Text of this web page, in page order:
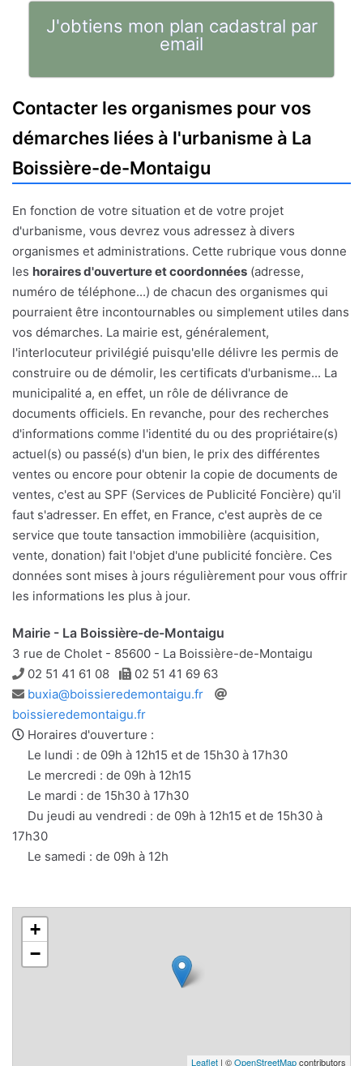
J'obtiens mon plan cadastral par
email
Contacter les organismes pour vos
démarches liées à l'urbanisme à La
Boissière-de-Montaigu
En fonction de votre situation et de votre projet
d'urbanisme, vous devrez vous adressez à divers
organismes et administrations. Cette rubrique vous donne
les horaires d'ouverture et coordonnées (adresse,
numéro de téléphone...) de chacun des organismes qui
pourraient être incontournables ou simplement utiles dans
vos démarches. La mairie est, généralement,
l'interlocuteur privilégié puisqu'elle délivre les permis de
construire ou de démolir, les certificats d'urbanisme... La
municipalité a, en effet, un rôle de délivrance de
documents officiels. En revanche, pour des recherches
d'informations comme l'identité du ou des propriétaire(s)
actuel(s) ou passé(s) d'un bien, le prix des différentes
ventes ou encore pour obtenir la copie de documents de
ventes, c'est au SPF (Services de Publicité Foncière) qu'il
faut s'adresser. En effet, en France, c'est auprès de ce
service que toute tansaction immobilière (acquisition,
vente, donation) fait l'objet d'une publicité foncière. Ces
données sont mises à jours régulièrement pour vous offrir
les informations les plus à jour.
Mairie - La Boissière-de-Montaigu
3 rue de Cholet - 85600 - La Boissière-de-Montaigu
Téléphone
02 51 41 61 08 Télécopie
02 51 41 69 63
Adresse
e-
mail
buxia@boissieredemontaigu.fr
boissieredemontaigu.fr
Horaires d'ouverture :
Le lundi : de 09h à 12h15 et de 15h30 à 17h30
Le mercredi : de 09h à 12h15
Le mardi : de 15h30 à 17h30
Du jeudi au vendredi : de 09h à 12h15 et de 15h30 à
17h30
Le samedi : de 09h à 12h
+
−
Leaflet | ©OpenStreetMapcontributors